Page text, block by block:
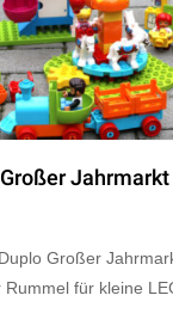
Großer
für kleine